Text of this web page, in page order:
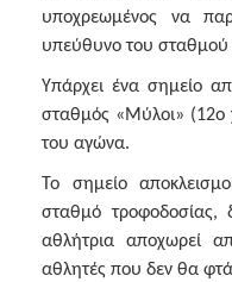
υποχρεωμένος να
υπεύθυνο του σταθμού
Υπάρχει ένα σημείο
σταθμός «Μύλοι» (12ο
του αγώνα.
Το σημείο
σταθμό
αθλήτρια αποχωρεί
αθλητές που δεν θα